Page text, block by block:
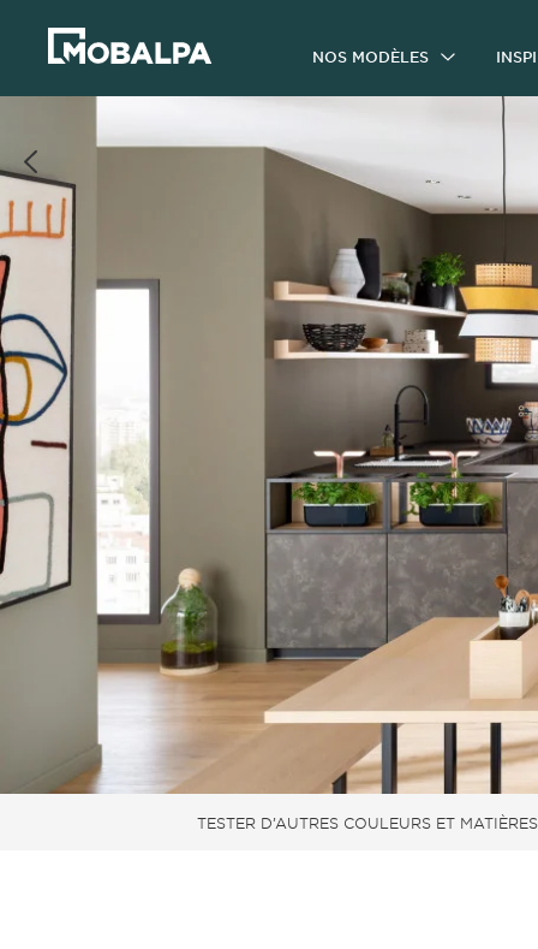
NOS MODÈLES
TESTER D’AUTRES COULEURS ET MATIÈRES